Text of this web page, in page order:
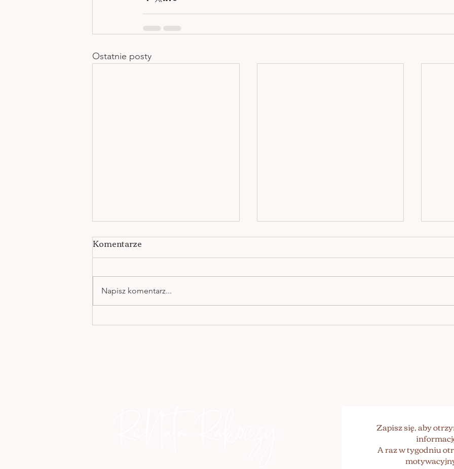
Ostatnie posty
UCZUCIA TWORZĄ
KAFÉ KAGAN /Skåne,
Komentarze
Napisz komentarz...
Zapisz się, aby
A raz w tygodniu